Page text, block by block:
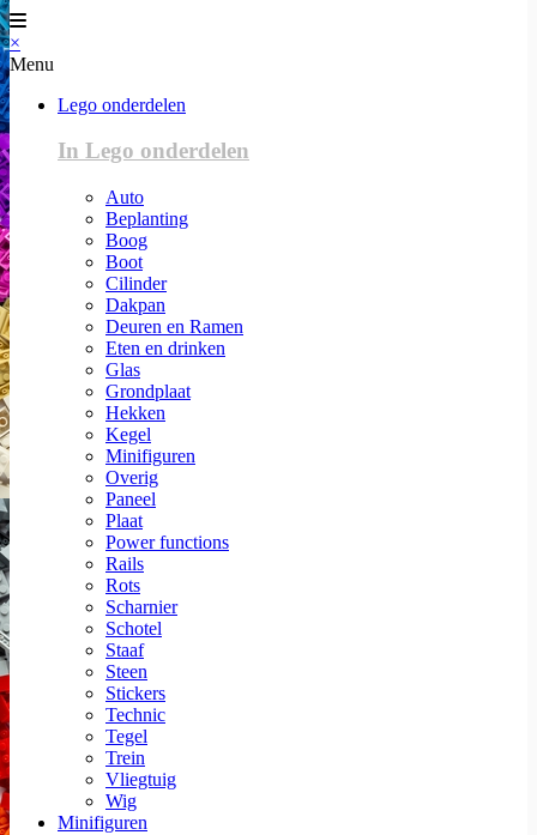
×
Menu
Lego onderdelen
In Lego onderdelen
Auto
Beplanting
Boog
Boot
Cilinder
Dakpan
Deuren en Ramen
Eten en drinken
Glas
Grondplaat
Hekken
Kegel
Minifiguren
Overig
Paneel
Plaat
Power functions
Rails
Rots
Scharnier
Schotel
Staaf
Steen
Stickers
Technic
Tegel
Trein
Vliegtuig
Wig
Minifiguren